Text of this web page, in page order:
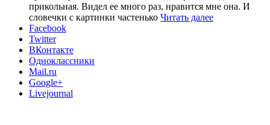
прикольная. Видел ее много раз, нравится мне она. И
словечки с картинки частенько Читать далее
Facebook
Twitter
ВКонтакте
Одноклассники
Mail.ru
Google+
Livejournal